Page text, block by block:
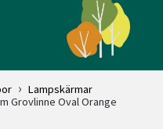
Lampskärmar
Grovlinne Oval Orange